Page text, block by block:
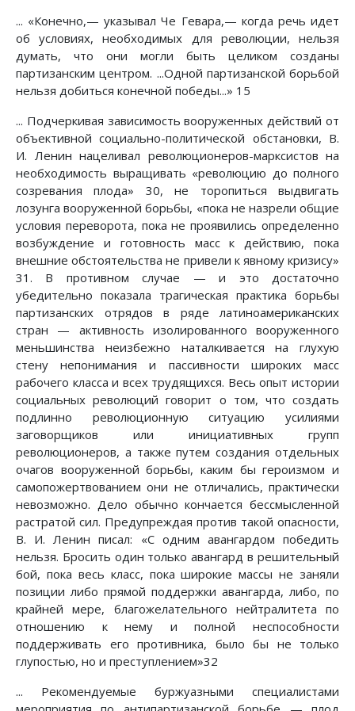
... «Конечно,— указывал Че Гевара,— когда речь идет
об условиях, необходимых для революции, нельзя
думать, что они могли быть целиком созданы
партизанским центром. ...Одной партизанской борьбой
нельзя добиться конечной победы...» 15
... Подчеркивая зависимость вооруженных действий от
объективной социально-политической обстановки, В.
И. Ленин нацеливал революционеров-марксистов на
необходимость выращивать «революцию до полного
созревания плода» 30, не торопиться выдвигать
лозунга вооруженной борьбы, «пока не назрели общие
условия переворота, пока не проявились определенно
возбуждение и готовность масс к действию, пока
внешние обстоятельства не привели к явному кризису»
31. В противном случае — и это достаточно
убедительно показала трагическая практика борьбы
партизанских отрядов в ряде латиноамериканских
стран — активность изолированного вооруженного
меньшинства неизбежно наталкивается на глухую
стену непонимания и пассивности широких масс
рабочего класса и всех трудящихся. Весь опыт истории
социальных революций говорит о том, что создать
подлинно революционную ситуацию усилиями
заговорщиков или инициативных групп
революционеров, а также путем создания отдельных
очагов вооруженной борьбы, каким бы героизмом и
самопожертвованием они не отличались, практически
невозможно. Дело обычно кончается бессмысленной
растратой сил. Предупреждая против такой опасности,
В. И. Ленин писал: «С одним авангардом победить
нельзя. Бросить один только авангард в решительный
бой, пока весь класс, пока широкие массы не заняли
позиции либо прямой поддержки авангарда, либо, по
крайней мере, благожелательного нейтралитета по
отношению к нему и полной неспособности
поддерживать его противника, было бы не только
глупостью, но и преступлением»32
... Рекомендуемые буржуазными специалистами